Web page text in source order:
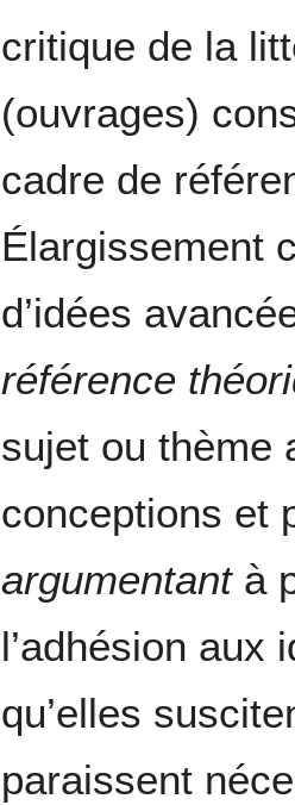
critique de la
(ouvrages)
cadre de
Élargissement
d’idées
référence
sujet ou thème
conceptions et
argumentantà
l’adhésion aux
qu’elles
paraissent